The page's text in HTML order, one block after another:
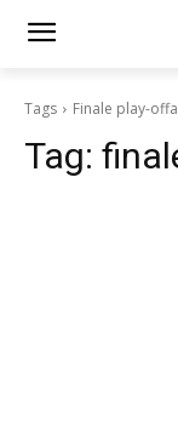
Tags Finale play-offa
Tag: